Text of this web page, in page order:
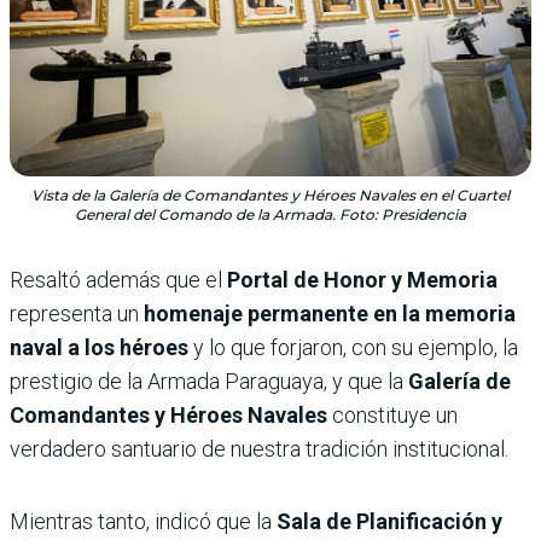
Vista de la Galería de Comandantes y Héroes Navales en el Cuartel
General del Comando de la Armada. Foto: Presidencia
Resaltó además que el Portal de Honor y Memoria
representa un homenaje permanente en la memoria
naval a los héroesy lo que forjaron, con su ejemplo, la
prestigio de la Armada Paraguaya, y que la Galería de
Comandantes y Héroes Navales constituye un
verdadero santuario de nuestra tradición institucional.
Mientras tanto, indicó que la Sala de Planificación y